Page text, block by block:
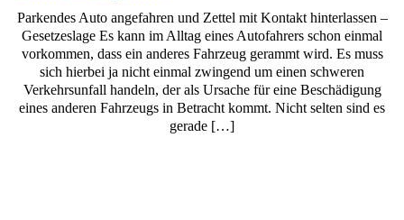
Parkendes Auto angefahren und Zettel mit Kontakt hinterlassen –
Gesetzeslage Es kann im Alltag eines Autofahrers schon einmal
vorkommen, dass ein anderes Fahrzeug gerammt wird. Es muss
sich hierbei ja nicht einmal zwingend um einen schweren
Verkehrsunfall handeln, der als Ursache für eine Beschädigung
eines anderen Fahrzeugs in Betracht kommt. Nicht selten sind es
gerade […]